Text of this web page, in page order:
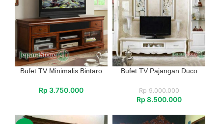
Bufet TV Minimalis Bintaro
Rp 3.750.000
Bufet TV Pajangan Duco
Rp9.000.000
Rp 8.500.000